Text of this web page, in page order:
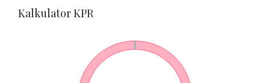
Kalkulator KPR